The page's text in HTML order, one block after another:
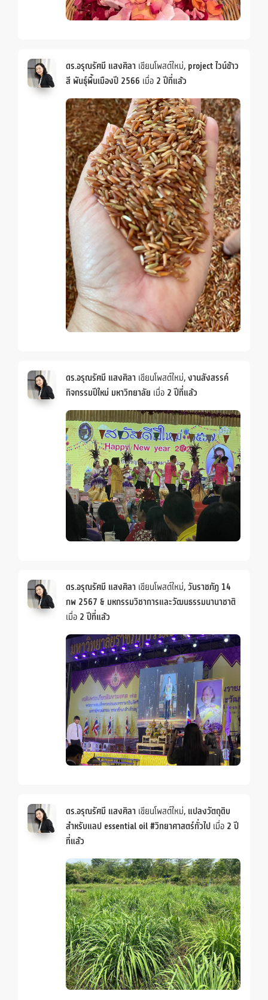
ดร.อรุณรัศมี แสงศิลา เขียนโพสต์ใหม่, project ไวน์ข้าว
สี พันธุ์พื้นเมืองปี 2566 เมื่อ 2 ปีที่แล้ว
ดร.อรุณรัศมี แสงศิลา เขียนโพสต์ใหม่,งานสังสรรค์
กิจกรรมปีใหม่ มหาวิทยาลัย เมื่อ 2 ปีที่แล้ว
ดร.อรุณรัศมี แสงศิลา เขียนโพสต์ใหม่,วันราชภัฎ 14
กพ 2567 & มหกรรมวิชาการและวัฒนธรรมนานาชาติ
เมื่อ 2 ปีที่แล้ว
ดร.อรุณรัศมี แสงศิลา เขียนโพสต์ใหม่, แปลงวัตถุดิบ
สำหรับแลป essential oil #วิทยาศาสตร์ทั่วไป เมื่อ 2 ปี
ที่แล้ว